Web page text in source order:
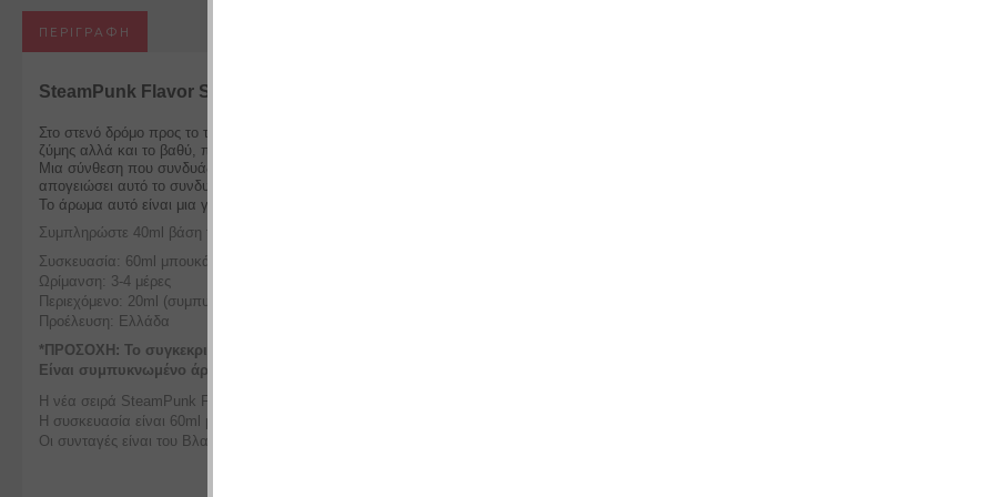
ΠΕΡΙΓΡΑΦΉ
SteamPunk Flavor Shots Gear – Bougatsa
Στο στενό δρόμο προς το τέλος της αγοράς βρήκε ένα μικρό αρτοποιείο. Μέσα είχε ένα-δυο τραπέζια μόνο. Μπήκε αργά μέσα, όπου τον
ζύμης αλλά και το βαθύ, πλούσιο άρωμα βουτύρου.
Μια σύνθεση που συνδυάζει την αίσθηση του φρέσκου βουτύρου, με τις πλούσιες νότες της κρέμας βανίλιας, ενώ ένα λεπτό άγγιγμα ζάχαρης άχνης
απογειώσει αυτό το συνδυασμό.
Το άρωμα αυτό είναι μια γιορτή των αισθήσεων, που θυμίζει τις πιο γλυκές στιγμές και προσφέρει μια μοναδική, οικεία αίσθηση ζεστασιάς και
Συμπληρώστε 40ml βάση της επιλογής σας και θα έχετε πολύ εύκολα και γρήγορα 60ml υγρού.
Συσκευασία: 60ml μπουκάλι
Ωρίμανση: 3-4 μέρες
Περιεχόμενο: 20ml (συμπυκνωμένο άρωμα σε PG)
Προέλευση: Ελλάδα
*ΠΡΟΣΟΧΗ: Το συγκεκριμένο προϊόν δεν προορίζεται για άμεση χρήση.
Είναι συμπυκνωμένο άρωμα και χρειάζεται περαιτέρω επεξεργασία και διάλυση.
Η νέα σειρά SteamPunk Flavor Shots Gear αποτελείται από 10 φανταστικές γεύσεις.
Η συσκευασία είναι 60ml μπουκάλι chubby gorilla και περιέχει 20ml συμπυκνωμένου αρώματος.
Οι συνταγές είναι του Βλαδίμηρου Σταφυλίδη και παρασκευάζονται στα εργαστήρια της After-8.